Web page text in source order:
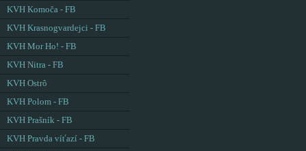
KVH Komoča - FB
KVH Krasnogvardejci - FB
KVH Mor Ho! - FB
KVH Nitra - FB
KVH Ostrô
KVH Polom - FB
KVH Prašník - FB
KVH Pravda víťazí - FB